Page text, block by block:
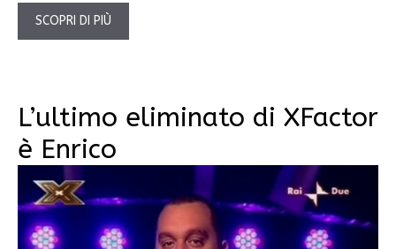
SCOPRI DI PIÙ
L’ultimo eliminato di XFactor
è Enrico